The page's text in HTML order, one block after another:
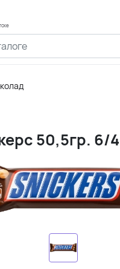
50,5гр. 6/